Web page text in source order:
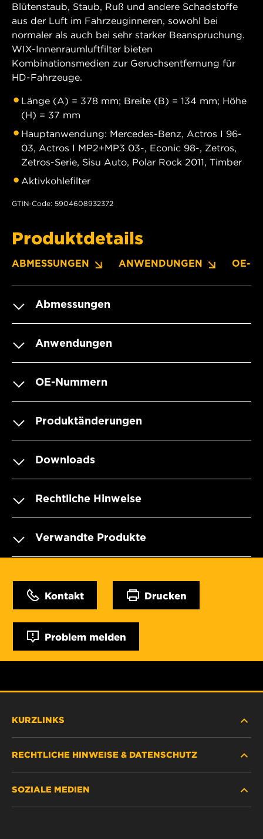
Blütenstaub, Staub, Ruß und andere Schadstoffe
aus der Luft im Fahrzeuginneren, sowohl bei
normaler als auch bei sehr starker Beanspruchung.
WIX-Innenraumluftfilter bieten
Kombinationsmedien zur Geruchsentfernung für
HD-Fahrzeuge.
Länge (A) = 378 mm; Breite (B) = 134 mm; Höhe
(H) = 37 mm
Hauptanwendung: Mercedes-Benz, Actros I 96-
03, Actros I MP2+MP3 03-, Econic 98-, Zetros,
Zetros-Serie, Sisu Auto, Polar Rock 2011, Timber
Aktivkohlefilter
GTIN-Code: 5904608932372
Produktdetails
ABMESSUNGEN ANWENDUNGEN OE-
Abmessungen
Anwendungen
OE-Nummern
Produktänderungen
Downloads
Rechtliche Hinweise
Verwandte Produkte
Kontakt Drucken
Problem melden
KURZLINKS
HÄNDLERSUCHE
RECHTLICHE HINWEISE & DATENSCHUTZ
SOZIALE MEDIEN